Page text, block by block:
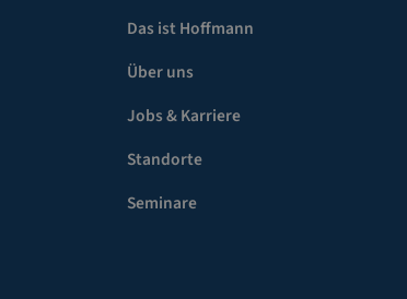
Das ist Hoffmann
Über uns
Jobs & Karriere
Standorte
Seminare